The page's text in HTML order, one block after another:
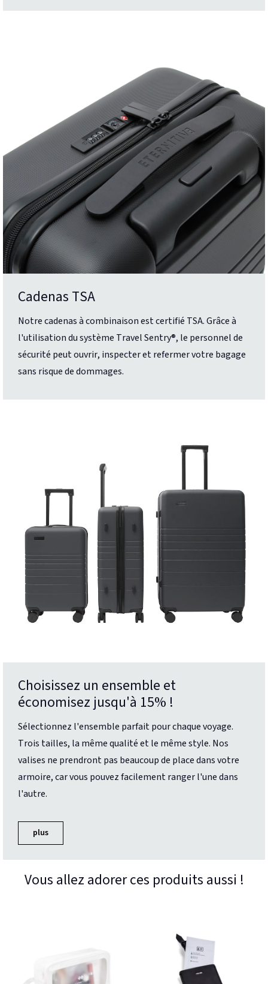
Cadenas TSA
Notre cadenas à combinaison est certifié TSA. Grâce à
l'utilisation du système Travel Sentry®, le personnel de
sécurité peut ouvrir, inspecter et refermer votre bagage
sans risque de dommages.
Choisissez un ensemble et
économisez jusqu'à 15% !
Sélectionnez l'ensemble parfait pour chaque voyage.
Trois tailles, la même qualité et le même style. Nos
valises ne prendront pas beaucoup de place dans votre
armoire, car vous pouvez facilement ranger l'une dans
l'autre.
plus
Vous allez adorer ces produits aussi !